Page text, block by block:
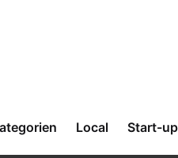
Local Start-